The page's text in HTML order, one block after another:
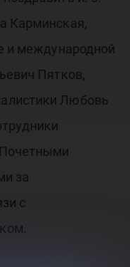
Карминская,
и международной
Пятков,
Любовь
за
с